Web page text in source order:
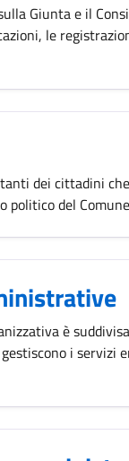
Giunta e il
le
dei cittadini
politico del
è
i servizi